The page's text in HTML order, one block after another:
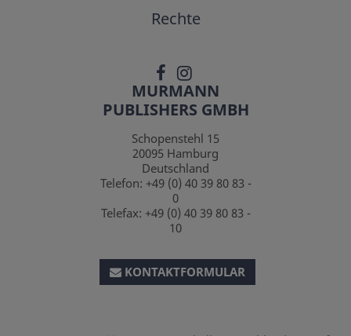
Rechte
MURMANN
PUBLISHERS GMBH
Schopenstehl 15
20095 Hamburg
Deutschland
Telefon: +49 (0) 40 39 80 83 -
0
Telefax: +49 (0) 40 39 80 83 -
10
KONTAKTFORMULAR